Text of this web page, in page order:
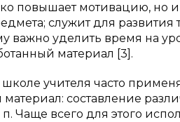
повышает мотивацию, но
служит для развития
важно уделить время на
материал [3].
учителя часто
составление
Чаще всего для этого